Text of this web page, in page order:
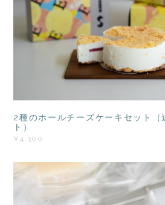
2種のホールチーズケーキセット
ト）
¥4,300